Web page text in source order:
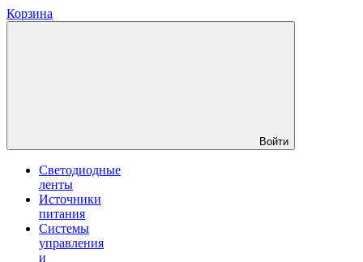
Корзина
Войти
Светодиодные
ленты
Источники
питания
Системы
управления
и